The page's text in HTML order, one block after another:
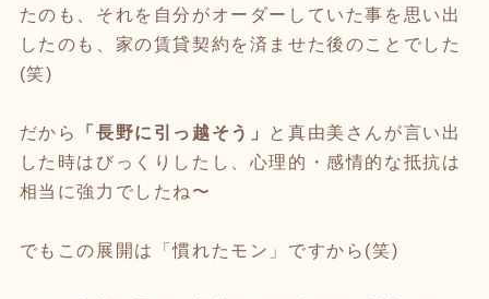
たのも、それを自分がオーダーしていた事を思い出
したのも、家の賃貸契約を済ませた後のことでした
(笑)
だから 「長野に引っ越そう」 と真由美さんが言い出
した時はびっくりしたし、心理的・感情的な抵抗は
相当に強力でしたね〜
でもこの展開は「慣れたモン」ですから(笑)